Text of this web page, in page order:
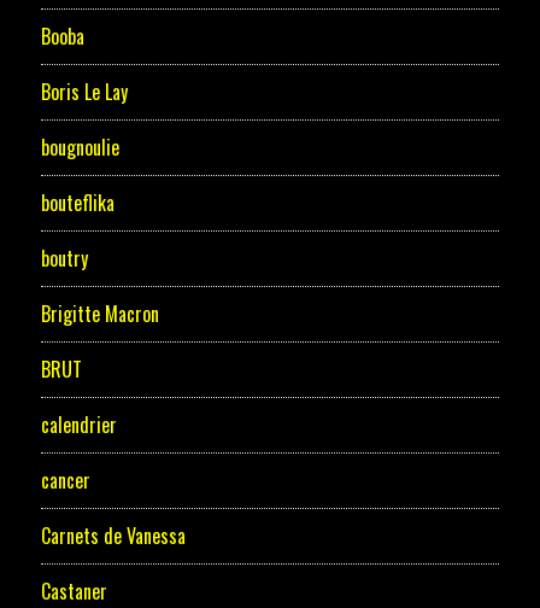
Booba
Boris Le Lay
bougnoulie
bouteflika
boutry
Brigitte Macron
BRUT
calendrier
cancer
Carnets de Vanessa
Castaner